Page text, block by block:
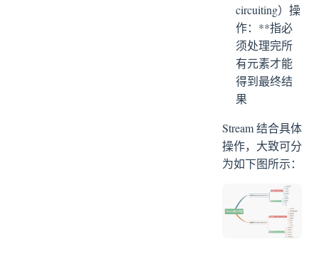
circuiting）操
作：**指必
须处理完所
有元素才能
得到最终结
果
Stream 结合具体
操作，大致可分
为如下图所示：